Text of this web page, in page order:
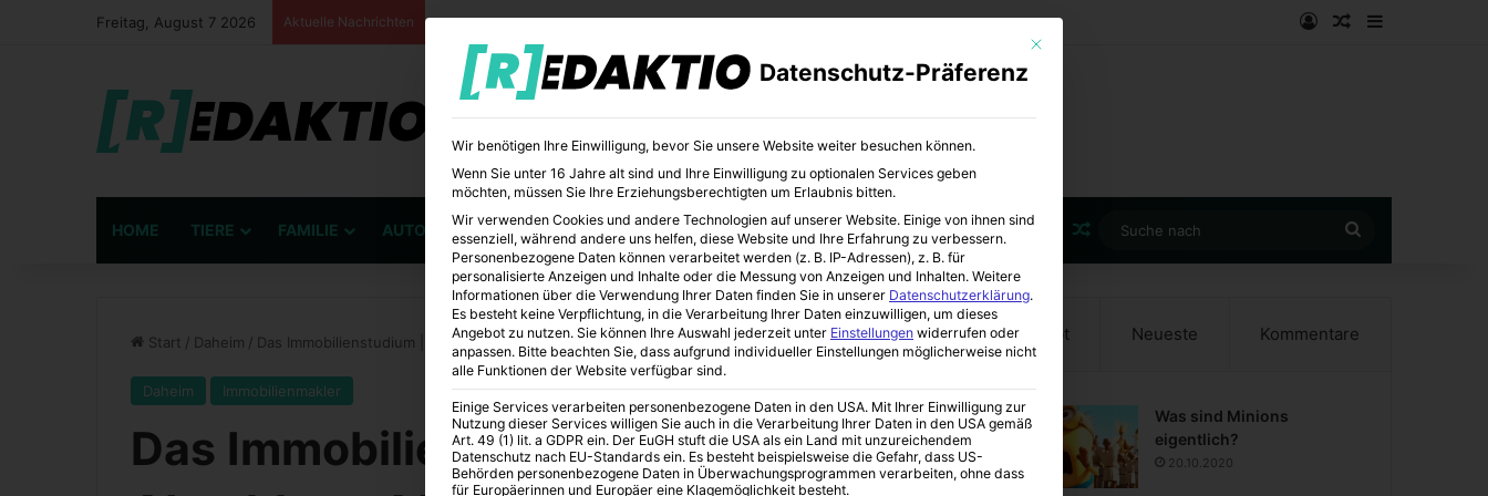
Freitag, August 7 2026 Aktuelle Nachrichten AnmeldenZufälliger
HOME TIERE FAMILIE AUTO BÜCHER BILDUNG KUNST Zufälliger Artikel
nach
Start / Daheim / Das Immobilienstudium | Abschluss: Master Real Estate (MBA) Real Estate
Daheim Immobilienmakler
Das Immobilienstudium |
Beliebt Neueste Kommentare
Was sind Minions
eigentlich?
20.10.2020
Mit diesem Button wird der Dialog geschlossen. Seine Funktionalität ist
Datenschutz-Präferenz
Wir benötigen Ihre Einwilligung, bevor Sie unsere Website weiter besuchen können.
Wenn Sie unter 16 Jahre alt sind und Ihre Einwilligung zu optionalen Services geben
möchten, müssen Sie Ihre Erziehungsberechtigten um Erlaubnis bitten.
Wir verwenden Cookies und andere Technologien auf unserer Website. Einige von ihnen sind
essenziell, während andere uns helfen, diese Website und Ihre Erfahrung zu verbessern.
Personenbezogene Daten können verarbeitet werden (z. B. IP-Adressen), z. B. für
personalisierte Anzeigen und Inhalte oder die Messung von Anzeigen und Inhalten. Weitere
Informationen über die Verwendung Ihrer Daten finden Sie in unserer Datenschutzerklärung.
Es besteht keine Verpflichtung, in die Verarbeitung Ihrer Daten einzuwilligen, um dieses
Angebot zu nutzen. Sie können Ihre Auswahl jederzeit unter Einstellungen widerrufen oder
anpassen. Bitte beachten Sie, dass aufgrund individueller Einstellungen möglicherweise nicht
alle Funktionen der Website verfügbar sind.
Einige Services verarbeiten personenbezogene Daten in den USA. Mit Ihrer Einwilligung zur
Nutzung dieser Services willigen Sie auch in die Verarbeitung Ihrer Daten in den USA gemäß
Art. 49 (1) lit. a GDPR ein. Der EuGH stuft die USA als ein Land mit unzureichendem
Datenschutz nach EU-Standards ein. Es besteht beispielsweise die Gefahr, dass US-
Behörden personenbezogene Daten in Überwachungsprogrammen verarbeiten, ohne dass
für Europäerinnen und Europäer eine Klagemöglichkeit besteht.